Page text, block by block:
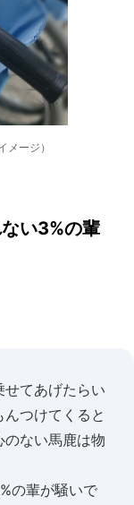
ージ）
い3%の輩
せてあげたらい
つけてくると
ない馬鹿は物
の輩が騒いで